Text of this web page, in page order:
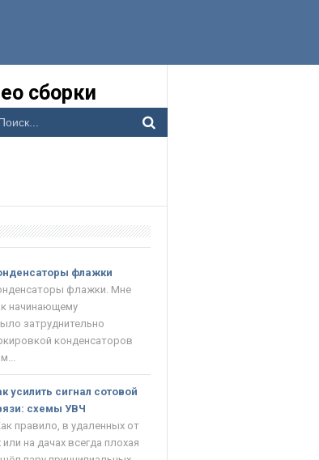
сборки
флажки
флажки. Мне
начинающему
затруднительно
конденсаторов
усилить сигнал сотовой
схемы УВЧ
правило, в удаленных от
на дачах всегда плохая